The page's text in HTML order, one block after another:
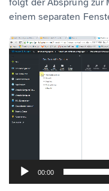
folgt der Absprung zur
einem separaten
V
d
e
o
00:00